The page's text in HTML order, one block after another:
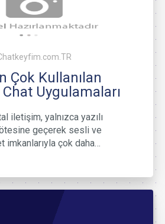
Çok Kullanılan
Uygulamaları
iletişim, yalnızca yazılı
geçerek sesli ve
imkanlarıyla çok daha…